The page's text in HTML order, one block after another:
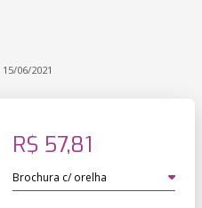
06/2021
R$ 57,81